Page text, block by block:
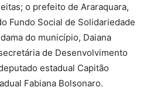
o prefeito de Araraquara,
Fundo Social de Solidariedade
do município, Daiana
de Desenvolvimento
estadual Capitão
Fabiana Bolsonaro.